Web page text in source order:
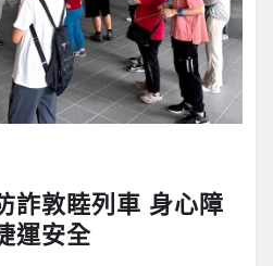
詐敦睦列車 身心障
運安全